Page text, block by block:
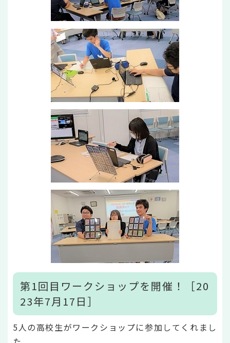
第1回目ワークショップを開催！［20
23年7月17日］
5人の高校生がワークショップに参加してくれまし